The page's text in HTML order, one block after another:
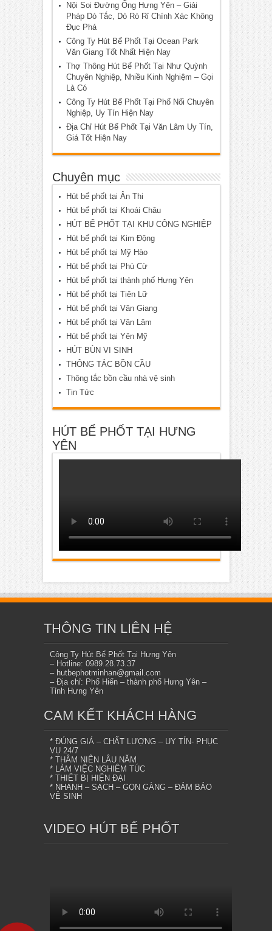
Nội Soi Đường Ống Hưng Yên – Giải
Pháp Dò Tắc, Dò Rò Rỉ Chính Xác Không
Đục Phá
Công Ty Hút Bể Phốt Tại Ocean Park
Văn Giang Tốt Nhất Hiện Nay
Thợ Thông Hút Bể Phốt Tại Như Quỳnh
Chuyên Nghiệp, Nhiều Kinh Nghiệm – Gọi
Là Có
Công Ty Hút Bể Phốt Tại Phố Nối Chuyên
Nghiệp, Uy Tín Hiện Nay
Địa Chỉ Hút Bể Phốt Tại Văn Lâm Uy Tín,
Giá Tốt Hiện Nay
Chuyên mục
Hút bể phốt tại Ân Thi
Hút bể phốt tại Khoái Châu
HÚT BỂ PHỐT TẠI KHU CÔNG NGHIỆP
Hút bể phốt tại Kim Động
Hút bể phốt tại Mỹ Hào
Hút bể phốt tại Phù Cừ
Hút bể phốt tại thành phố Hưng Yên
Hút bể phốt tại Tiên Lữ
Hút bể phốt tại Văn Giang
Hút bể phốt tại Văn Lâm
Hút bể phốt tại Yên Mỹ
HÚT BÙN VI SINH
THÔNG TẮC BỒN CẦU
Thông tắc bồn cầu nhà vệ sinh
Tin Tức
HÚT BỂ PHỐT TẠI HƯNG
YÊN
THÔNG TIN LIÊN HỆ
Công Ty Hút Bể Phốt Tại Hưng Yên
– Hotline: 0989.28.73.37
– hutbephotminhan@gmail.com
– Địa chỉ: Phố Hiến – thành phố Hưng Yên –
Tỉnh Hưng Yên
CAM KẾT KHÁCH HÀNG
* ĐÚNG GIÁ – CHẤT LƯỢNG – UY TÍN- PHỤC
VỤ 24/7
* THÂM NIÊN LÂU NĂM
* LÀM VIỆC NGHIÊM TÚC
* THIẾT BỊ HIỆN ĐẠI
* NHANH – SẠCH – GỌN GÀNG – ĐẢM BẢO
VỆ SINH
VIDEO HÚT BỂ PHỐT